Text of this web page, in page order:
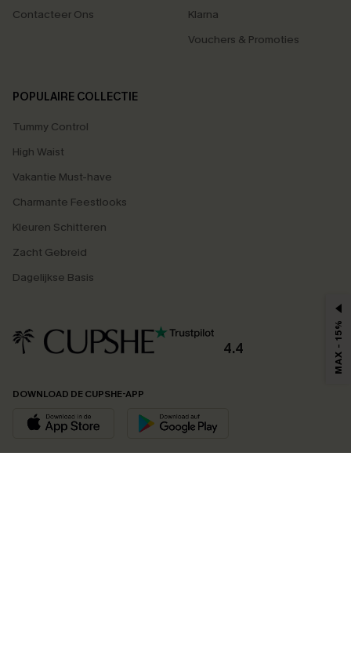
Contacteer Ons
Klarna
Vouchers & Promoties
POPULAIRE COLLECTIE
Tummy Control
High Waist
Vakantie Must-have
Charmante Feestlooks
Kleuren Schitteren
Zacht Gebreid
Dagelijkse Basis
4.4
DOWNLOAD DE CUPSHE-APP
MAX - 15%